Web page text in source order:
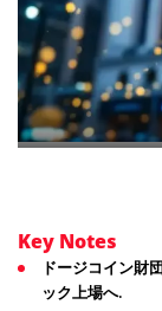
Key Notes
ドージコイン財
ック上場へ.